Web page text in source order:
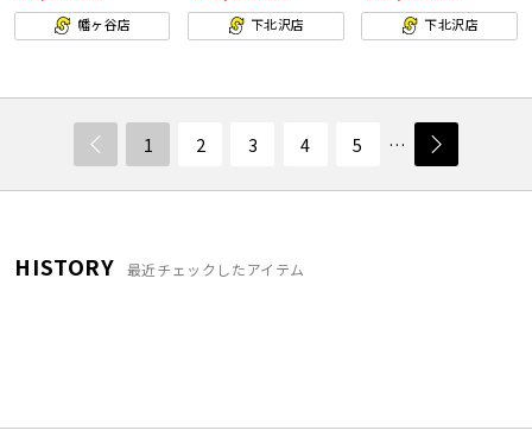
幡ヶ谷店
下北沢店
下北沢店
1 2 3 4 5 …
HISTORY 最近チェックしたアイテム